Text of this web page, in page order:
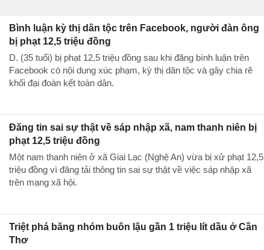
Bình luận kỳ thị dân tộc trên Facebook, người đàn ông
bị phạt 12,5 triệu đồng
D. (35 tuổi) bị phạt 12,5 triệu đồng sau khi đăng bình luận trên
Facebook có nội dung xúc phạm, kỳ thị dân tộc và gây chia rẽ
khối đại đoàn kết toàn dân.
Đăng tin sai sự thật về sáp nhập xã, nam thanh niên bị
phạt 12,5 triệu đồng
Một nam thanh niên ở xã Giai Lạc (Nghệ An) vừa bị xử phạt 12,5
triệu đồng vì đăng tải thông tin sai sự thật về việc sáp nhập xã
trên mạng xã hội.
Triệt phá băng nhóm buôn lậu gần 1 triệu lít dầu ở Cần
Thơ